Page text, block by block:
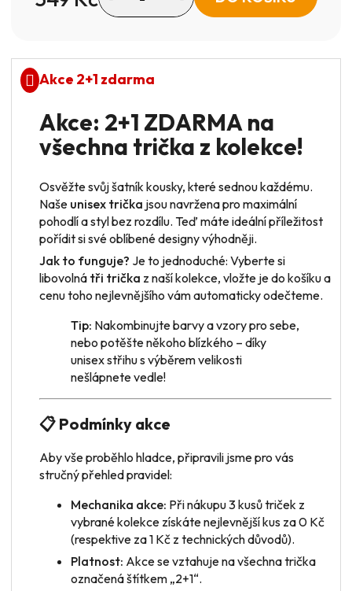
Akce 2+1 zdarma
Akce: 2+1 ZDARMA na
všechna trička z kolekce!
Osvěžte svůj šatník kousky, které sednou každému.
Naše unisex trička jsou navržena pro maximální
pohodlí a styl bez rozdílu. Teď máte ideální příležitost
pořídit si své oblíbené designy výhodněji.
Jak to funguje? Je to jednoduché: Vyberte si
libovolná tři trička z naší kolekce, vložte je do košíku a
cenu toho nejlevnějšího vám automaticky odečteme.
Tip: Nakombinujte barvy a vzory pro sebe,
nebo potěšte někoho blízkého – díky
unisex střihu s výběrem velikosti
nešlápnete vedle!
📋 Podmínky akce
Aby vše proběhlo hladce, připravili jsme pro vás
stručný přehled pravidel:
Mechanika akce: Při nákupu 3 kusů triček z
vybrané kolekce získáte nejlevnější kus za 0 Kč
(respektive za 1 Kč z technických důvodů).
Platnost: Akce se vztahuje na všechna trička
označená štítkem „2+1“.